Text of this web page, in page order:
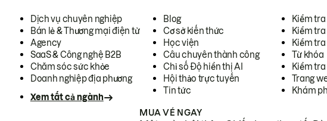
Dịch vụ chuyên nghiệp
Bán lẻ & Thương mại điện tử
Agency
SaaS & Công nghệ B2B
Chăm sóc sức khỏe
Doanh nghiệp địa phương
Xem tất cả ngành
Blog
Cơ sở kiến thức
Học viện
Câu chuyên thành công
Chỉ số Độ hiển thị AI
Hội thảo trực tuyến
Tin tức
Kiểm
Kiểm tra
Kiểm
Từ khóa
Kiểm
Trang
Khám
MUA VÉ NGAY